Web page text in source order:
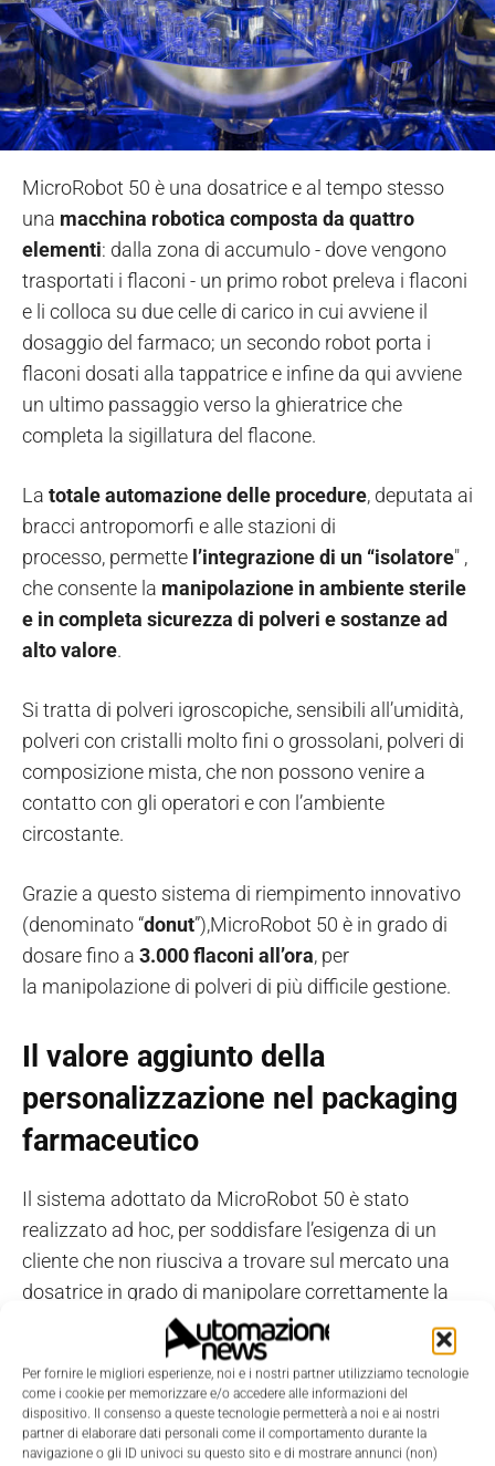
Per fornire le migliori esperienze, noi e i nostri partner utilizziamo tecnologie
come i cookie per memorizzare e/o accedere alle informazioni del
dispositivo. Il consenso a queste tecnologie permetterà a noi e ai nostri
partner di elaborare dati personali come il comportamento durante la
navigazione o gli ID univoci su questo sito e di mostrare annunci (non)
MicroRobot 50 è una dosatrice e al tempo stesso
una macchina robotica composta da quattro
elementi: dalla zona di accumulo - dove vengono
trasportati i flaconi - un primo robot preleva i flaconi
e li colloca su due celle di carico in cui avviene il
dosaggio del farmaco; un secondo robot porta i
flaconi dosati alla tappatrice e infine da qui avviene
un ultimo passaggio verso la ghieratrice che
completa la sigillatura del flacone.
La totale automazione delle procedure, deputata ai
bracci antropomorfi e alle stazioni di
processo, permette l’integrazione di un “isolatore" ,
che consente la manipolazione in ambiente sterile
e in completa sicurezza di polveri e sostanze ad
alto valore.
Si tratta di polveri igroscopiche, sensibili all’umidità,
polveri con cristalli molto fini o grossolani, polveri di
composizione mista, che non possono venire a
contatto con gli operatori e con l’ambiente
circostante.
Grazie a questo sistema di riempimento innovativo
(denominato “donut”),MicroRobot 50 è in grado di
dosare fino a 3.000 flaconi all’ora, per
la manipolazione di polveri di più difficile gestione.
Il valore aggiunto della
personalizzazione nel packaging
farmaceutico
Il sistema adottato da MicroRobot 50 è stato
realizzato ad hoc, per soddisfare l’esigenza di un
cliente che non riusciva a trovare sul mercato una
dosatrice in grado di manipolare correttamente la
polvere farmaceutica di sua produzione.
MicroRobot 50 è, infatti, frutto dellaco-innovazione
e collaborazione con Schneider Electric, che si è
“seduta al tavolo” di sviluppo di questa soluzione